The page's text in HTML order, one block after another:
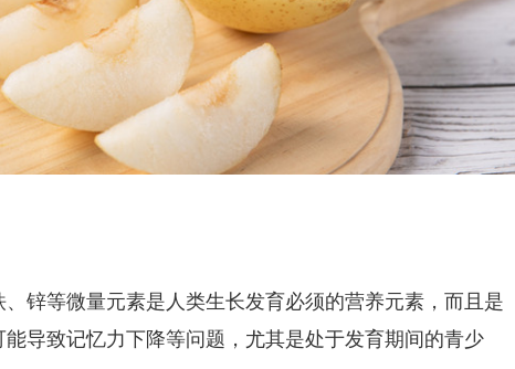
等微量元素是人类生长发育必须的营养元素，而且是
导致记忆力下降等问题，尤其是处于发育期间的青少